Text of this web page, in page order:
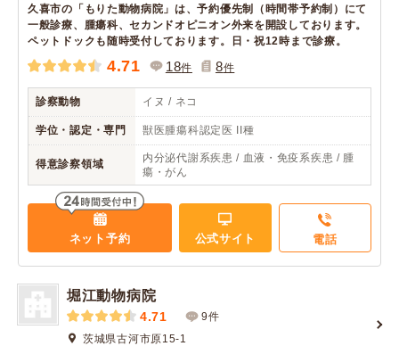
久喜市の「もりた動物病院」は、予約優先制（時間帯予約制）にて
一般診療、腫瘍科、セカンドオピニオン外来を開設しております。
ペットドックも随時受付しております。日・祝12時まで診療。
4.71 18件 8件
診察動物 イヌ / ネコ
学位・認定・専門 獣医腫瘍科認定医 II種
得意診察領域
内分泌代謝系疾患 / 血液・免疫系疾患 / 腫
瘍・がん
ネット予約 公式サイト 電話
堀江動物病院
4.71
9件
茨城県古河市原15-1